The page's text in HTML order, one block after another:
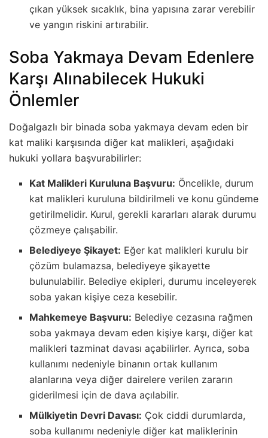
çıkan yüksek sıcaklık, bina yapısına zarar verebilir
ve yangın riskini artırabilir.
Soba Yakmaya Devam Edenlere
Karşı Alınabilecek Hukuki
Önlemler
Doğalgazlı bir binada soba yakmaya devam eden bir
kat maliki karşısında diğer kat malikleri, aşağıdaki
hukuki yollara başvurabilirler:
Kat Malikleri Kuruluna Başvuru: Öncelikle, durum
kat malikleri kuruluna bildirilmeli ve konu gündeme
getirilmelidir. Kurul, gerekli kararları alarak durumu
çözmeye çalışabilir.
Belediyeye Şikayet: Eğer kat malikleri kurulu bir
çözüm bulamazsa, belediyeye şikayette
bulunulabilir. Belediye ekipleri, durumu inceleyerek
soba yakan kişiye ceza kesebilir.
Mahkemeye Başvuru: Belediye cezasına rağmen
soba yakmaya devam eden kişiye karşı, diğer kat
malikleri tazminat davası açabilirler. Ayrıca, soba
kullanımı nedeniyle binanın ortak kullanım
alanlarına veya diğer dairelere verilen zararın
giderilmesi için de dava açılabilir.
Mülkiyetin Devri Davası: Çok ciddi durumlarda,
soba kullanımı nedeniyle diğer kat maliklerinin